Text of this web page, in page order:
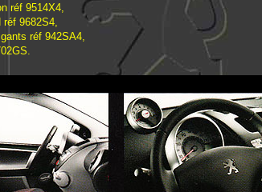
réf 9514X4,
réf 9682S4,
réf 942SA4,